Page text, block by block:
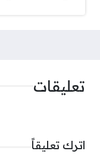
تعليقات
اترك تعليقاً